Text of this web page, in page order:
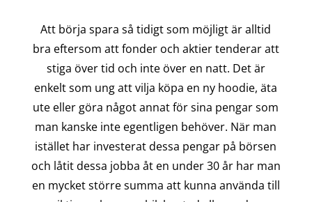
Att börja spara så tidigt som möjligt är alltid
bra eftersom att fonder och aktier tenderar att
stiga över tid och inte över en natt. Det är
enkelt som ung att vilja köpa en ny hoodie, äta
ute eller göra något annat för sina pengar som
man kanske inte egentligen behöver. När man
istället har investerat dessa pengar på börsen
och låtit dessa jobba åt en under 30 år har man
en mycket större summa att kunna använda till